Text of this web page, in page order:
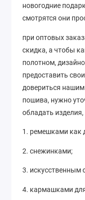
новогодние
смотрятся они
при оптовых
скидка, а чтобы
полотном,
предоставить
довериться
пошива, нужно
обладать
1. ремешками как
2. снежинками;
3. искусственным
4. кармашками